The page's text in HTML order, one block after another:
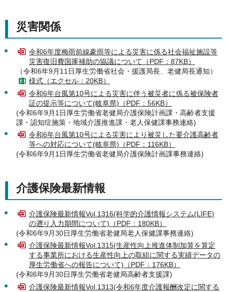
災害関係
令和6年度梅雨前線豪雨等による災害に係る社会福祉施設等
災害復旧費国庫補助の協議について（PDF：87KB）
（令和6年9月11日厚生労働省社会・援護局長、老健局長通知）
様式（エクセル：20KB）
令和6年台風第10号による災害に伴う被災者に係る被保険者
証の提示等について(岐阜県)（PDF：56KB）
(令和6年9月1日厚生労働省老健局介護保険計画課・高齢者支援
課・認知症施策・地域介護推進課・老人保健課事務連絡)
令和6年台風第10号による災害により被災した要介護高齢者
等への対応について(岐阜県)（PDF：116KB）
(令和6年9月1日厚生労働省老健局介護保険計画課事務連絡)
介護保険最新情報
介護保険最新情報Vol.1316(科学的介護情報システム(LIFE)
の遡り入力期間について)（PDF：180KB）
(令和6年9月30日厚生労働省老健局老人保健課事務連絡)
介護保険最新情報Vol.1315(生産性向上推進体制加算を算定
する事業所における生産性向上の取組に関する実績データの
厚生労働省への報告について)（PDF：176KB）
(令和6年9月30日厚生労働省老健局高齢者支援課)
介護保険最新情報Vol.1313(令和6年度介護報酬改定に関する